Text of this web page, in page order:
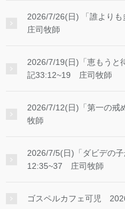
2026/7/26(日) 「誰より
庄司牧師
2026/7/19(日)「恵もうと
記33:12~19 庄司牧師
2026/7/12(日)「第一の戒
牧師
2026/7/5(日)「ダビデの
12:35~37 庄司牧師
ゴスペルカフェ可児